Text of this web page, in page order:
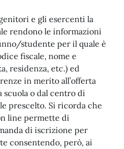
e gli esercenti la
rendono le informazioni
studente per il quale è
fiscale, nome e
residenza, etc.) ed
in merito all’offerta
scuola o dal centro di
prescelto. Si ricorda che
line permette di
di iscrizione per
consentendo, però, ai